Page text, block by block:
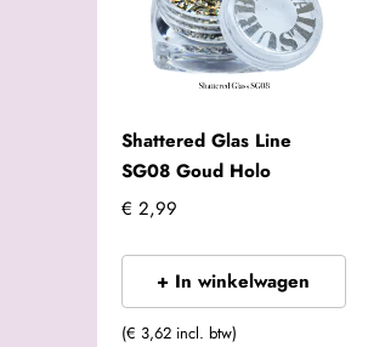
Shattered Glas Line
SG08 Goud Holo
€ 2,99
+ In winkelwagen
(€ 3,62 incl. btw)